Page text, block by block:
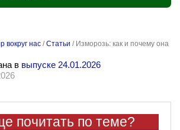
вокруг нас /Статьи / Изморозь: как и почему она
в выпуске 24.01.2026
почитать по теме?